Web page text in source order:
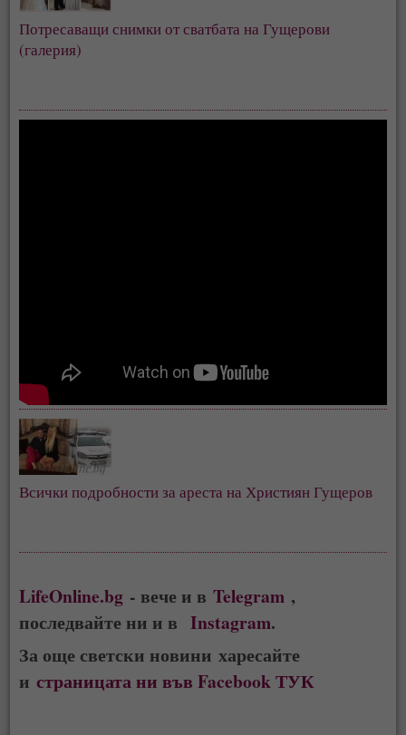
Потресаващи снимки от сватбата на Гущерови
(галерия)
Всички подробности за ареста на Християн Гущеров
LifeOnline.bg - вече и вTelegram ,
последвайте ни и вInstagram.
За още светски новини харесайте
истраницата ни във Facebook ТУК